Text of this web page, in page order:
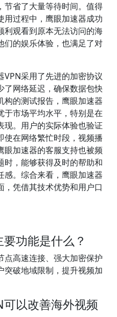
节省了大量等待时间。值得
用过程中，鹰眼加速器成功
利观看到原本无法访问的海
们的娱乐体验，也满足了对
VPN采用了先进的加密协议
了网络延迟，确保数据包快
构的测试报告，鹰眼加速器
于市场平均水平，特别是在
现。用户的实际体验也验证
使在网络繁忙时段，视频播
眼加速器的客服支持也被频
时，能够获得及时的帮助和
感。综合来看，鹰眼加速器
，凭借其技术优势和用户口
功能是什么？
点高速连接、强大加密保护
突破地域限制，提升视频加
以改善海外视频